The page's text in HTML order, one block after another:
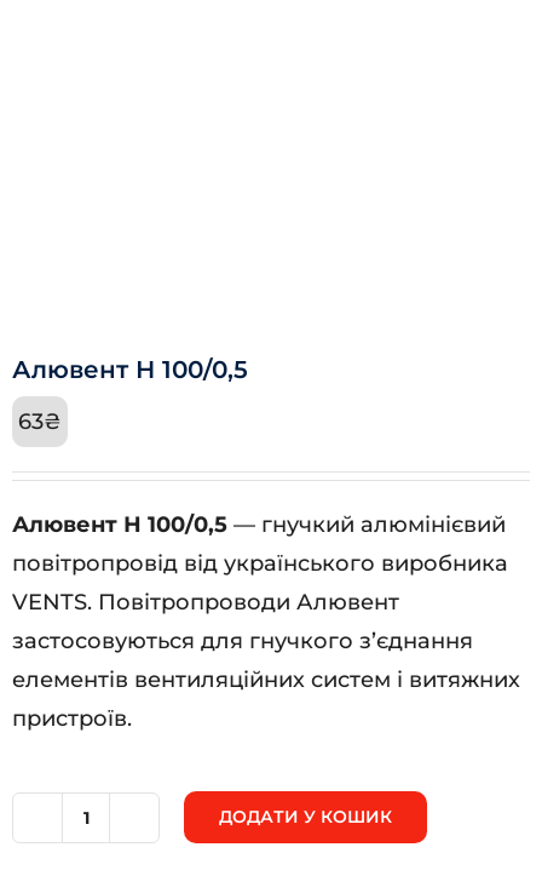
Алювент Н 100/0,5
63₴
Алювент Н 100/0,5 — гнучкий алюмінієвий
повітропровід від українського виробника
VENTS. Повітропроводи Алювент
застосовуються для гнучкого з’єднання
елементів вентиляційних систем і витяжних
пристроїв.
Алювент
ДОДАТИ У КОШИК